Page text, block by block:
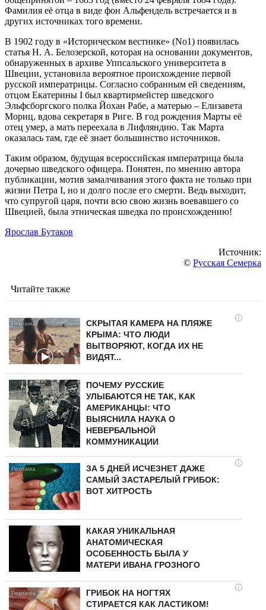
Фамилия её отца в виде фон Альфендель встречается и в
других источниках того времени.
В 1902 году в «Историческом вестнике» (No1) появилась
статья Н. А. Белозерской, которая на основании документов,
обнаруженных в архиве Уппсальского университета в
Швеции, установила вероятное происхождение первой
русской императрицы. Согласно собранным ей сведениям,
отцом Екатерины I был квартирмейстер шведского
Эльфсборгского полка Йохан Рабе, а матерью – Елизавета
Мориц, вдова секретаря в Риге. В год рождения Марты её
отец умер, а мать переехала в Лифляндию. Так Марта
оказалась там, где её знает большинство источников.
Таким образом, будущая всероссийская императрица была
дочерью шведского офицера. Понятен, по мнению автора
публикации, мотив замалчивания этого факта не только при
жизни Петра I, но и долго после его смерти. Ведь выходит,
что супругой царя, почти всю свою жизнь воевавшего со
Швецией, была этническая шведка по происхождению!
Ярослав Бутаков
Источник:
© Русская Семерка
Читайте также
i
СКРЫТАЯ КАМЕРА НА ПЛЯЖЕ
КРЫМА: ЧТО ЛЮДИ
ВЫТВОРЯЮТ, КОГДА ИХ НЕ
ВИДЯТ...
ПОЧЕМУ РУССКИЕ
УЛЫБАЮТСЯ НЕ ТАК, КАК
АМЕРИКАНЦЫ: ЧТО
ВЫЯСНИЛА НАУКА О
НЕВЕРБАЛЬНОЙ
КОММУНИКАЦИИ
i
ЗА 5 ДНЕЙ ИСЧЕЗНЕТ ДАЖЕ
САМЫЙ ЗАСТАРЕЛЫЙ ГРИБОК:
ВОТ ХИТРОСТЬ
КАКАЯ УНИКАЛЬНАЯ
АНАТОМИЧЕСКАЯ
ОСОБЕННОСТЬ БЫЛА У
МАТЕРИ ИВАНА ГРОЗНОГО
i
ГРИБОК НА НОГТЯХ
СТИРАЕТСЯ КАК ЛАСТИКОМ!